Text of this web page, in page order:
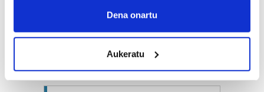
Collect information about your geographical
meters
Identify your device by actively scanning it for
specific characteristics (fingerprinting)
Find out more about how your personal data is processed
Dena onartu
Aukeratu
2.500 zkia.
HARTU HITZA